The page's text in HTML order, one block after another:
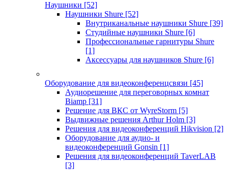
Наушники [52]
Наушники Shure [52]
Внутриканальные наушники Shure [39]
Студийные наушники Shure [6]
Профессиональные гарнитуры Shure
[1]
Аксессуары для наушников Shure [6]
Оборудование для видеоконференцсвязи [45]
Аудиорешение для переговорных комнат
Biamp [31]
Решение для ВКС от WyreStorm [5]
Выдвижные решения Arthur Holm [3]
Решения для видеоконференций Hikvision [2]
Оборудование для аудио- и
видеоконференций Gonsin [1]
Решения для видеоконференций TaverLAB
[3]